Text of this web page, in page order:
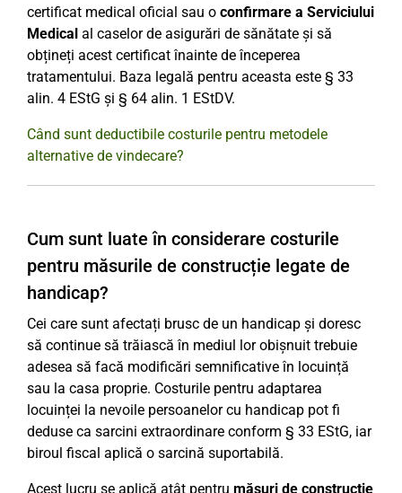
certificat medical oficial sau o confirmare a Serviciului
Medical al caselor de asigurări de sănătate și să
obțineți acest certificat înainte de începerea
tratamentului. Baza legală pentru aceasta este § 33
alin. 4 EStG și § 64 alin. 1 EStDV.
Când sunt deductibile costurile pentru metodele
alternative de vindecare?
Cum sunt luate în considerare costurile
pentru măsurile de construcție legate de
handicap?
Cei care sunt afectați brusc de un handicap și doresc
să continue să trăiască în mediul lor obișnuit trebuie
adesea să facă modificări semnificative în locuință
sau la casa proprie. Costurile pentru adaptarea
locuinței la nevoile persoanelor cu handicap pot fi
deduse ca sarcini extraordinare conform § 33 EStG, iar
biroul fiscal aplică o sarcină suportabilă.
Acest lucru se aplică atât pentru măsuri de construcție